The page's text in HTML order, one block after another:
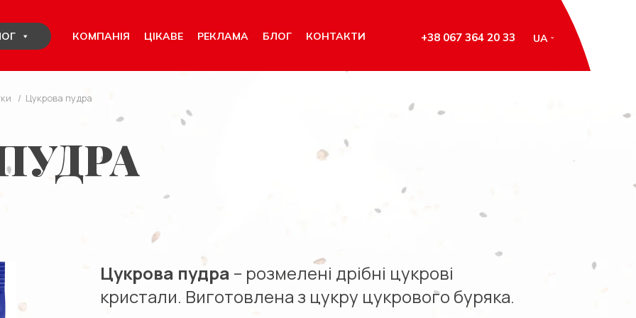
КОМПАНІЯ ЦІКАВЕ РЕКЛАМА БЛОГ КОНТАКТИ +38 067 364 20 33 UA
/ Цукрова пудра
Цукрова пудра – розмелені дрібні цукрові
кристали. Виготовлена з цукру цукрового буряка.